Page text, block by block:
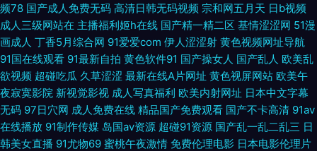
91黄色视频偷拍 91中文啦视频 92福利视频网 91岁成人网站 91福利姬网站
91少妇视频网址 91熊猫传媒成人 超碰97网 欧美精品瑟瑟 99热热草 福利网
址在线视频观看 人妖扩肛 三级网站在线国产 亚洲欧美手机在线 一级不卡毛
片 久久国产天堂 先锋影音AV资源野外 国产电影免费观看 五月天成人导 av
频78 国产成人免费无码 高清日韩无码视频 宗和网五月天 日b视频
成人三级网站在 主播福利姬h在线 国产精一精二区 基情涩涩网 51漫
画成人 丁香5月综合网 91爱爱com 伊人涩涩射 黄色视频网址导航
91国在线观看 91最新自拍 黄色软件91 国产操女人 国产乱人 欧美乱
欲视频 超碰吃瓜 久草涩涩 最新在线A片网址 黄色视屏网站 欧美午
夜寂寞影院 新视觉影视 成人写真福利 欧美内射网址 日本中文字幕
无码 97日穴网 成人免费在线 精品国产免费观看 国产不卡高清 91av
在线播放 91制作传媒 岛国av资源 超碰91资源 国产乱一乱二乱三 日
韩美女直播 91尤物69 蜜桃午夜激情 免费伦理电影 日本电影伦理片